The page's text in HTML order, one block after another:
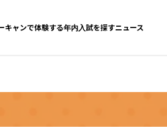
キャンで体験する年内入試を探すニュース